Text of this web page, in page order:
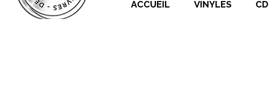
ACCUEIL VINYLES CD